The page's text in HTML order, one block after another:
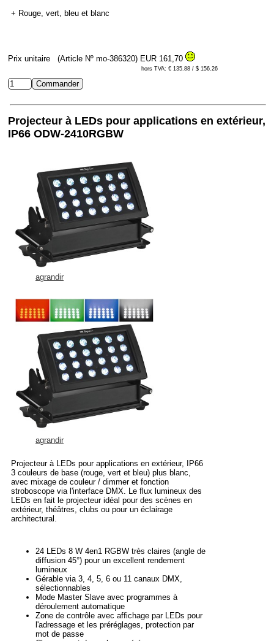
+ Rouge, vert, bleu et blanc
Prix unitaire (Article Nº mo-386320) EUR 161,70
hors TVA: € 135.88 / $ 156.26
Projecteur à LEDs pour applications en extérieur,
IP66 ODW-2410RGBW
agrandir
agrandir
Projecteur à LEDs pour applications en extérieur, IP66
3 couleurs de base (rouge, vert et bleu) plus blanc,
avec mixage de couleur / dimmer et fonction
stroboscope via l'interface DMX. Le flux lumineux des
LEDs en fait le projecteur idéal pour des scènes en
extérieur, théâtres, clubs ou pour un éclairage
architectural.
24 LEDs 8 W 4en1 RGBW très claires (angle de
diffusion 45°) pour un excellent rendement
lumineux
Gérable via 3, 4, 5, 6 ou 11 canaux DMX,
sélectionnables
Mode Master Slave avec programmes à
déroulement automatique
Zone de contrôle avec affichage par LEDs pour
l'adressage et les préréglages, protection par
mot de passe